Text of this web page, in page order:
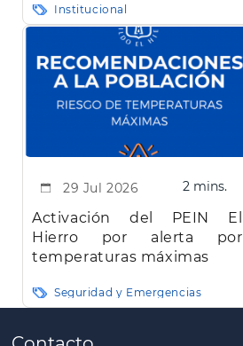
Hierro"
Institucional
29 Jul 2026 2 mins.
Activación del PEIN El
Hierro por alerta por
temperaturas máximas
Seguridad y Emergencias
Paginación